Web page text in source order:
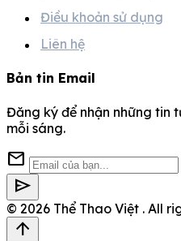
Điều khoản sử dụng
Liên hệ
Bản tin Email
Đăng ký để nhận những tin
mỗi sáng.
mail
send
© 2026 Thể Thao Việt . All
arrow_upward